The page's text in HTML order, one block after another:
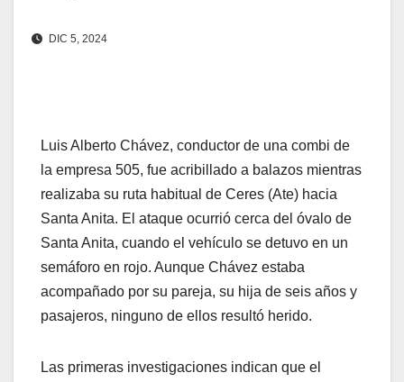
DIC 5, 2024
Luis Alberto Chávez, conductor de una combi de
la empresa 505, fue acribillado a balazos mientras
realizaba su ruta habitual de Ceres (Ate) hacia
Santa Anita. El ataque ocurrió cerca del óvalo de
Santa Anita, cuando el vehículo se detuvo en un
semáforo en rojo. Aunque Chávez estaba
acompañado por su pareja, su hija de seis años y
pasajeros, ninguno de ellos resultó herido.
Las primeras investigaciones indican que el